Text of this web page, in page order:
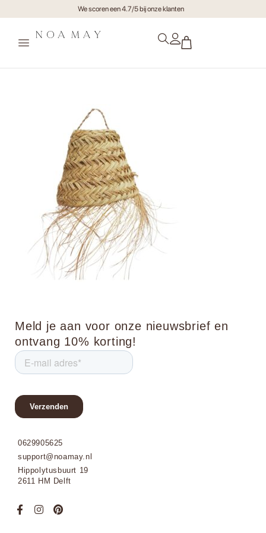
We scoren een 4.7/5 bij onze klanten
Meld je aan voor onze nieuwsbrief en
ontvang 10% korting!
0629905625
support@noamay.nl
Hippolytusbuurt 19
2611 HM Delft